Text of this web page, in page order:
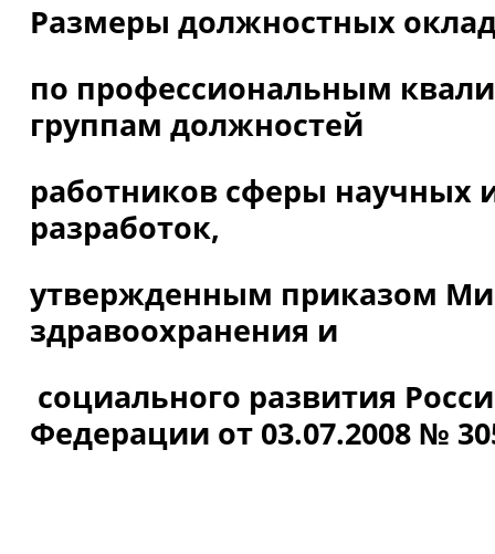
Размеры должностных
по профессиональным
группам должностей
работников сферы научных
разработок,
утвержденным приказом
здравоохранения и
социального развития
Федерации от 03.07.2008 №